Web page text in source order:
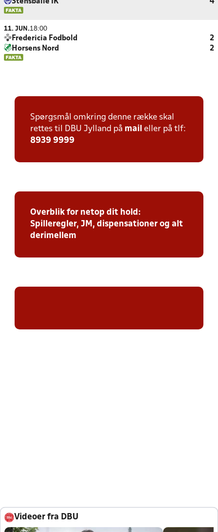
Stensballe IK 4
11. JUN.18:00
Fredericia Fodbold
2
Horsens Nord
2
Spørgsmål omkring denne række skal
rettes til DBU Jylland på mail eller på tlf:
8939 9999
Overblik for netop dit hold:
Spilleregler, JM, dispensationer og alt
derimellem
Videoer fra DBU